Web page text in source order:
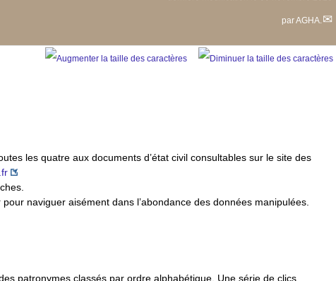
parAGHA.
les quatre aux documents d’état civil consultables sur le site des
naviguer aisément dans l’abondance des données manipulées.
patronymes classés par ordre alphabétique. Une série de clics